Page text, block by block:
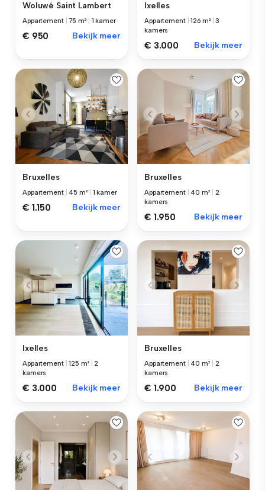
Woluwé Saint Lambert
Appartement |75 m² 1 kamer
€ 950 Bekijk meer
Ixelles
Appartement |126 m² |3
kamers
€ 3.000 Bekijk meer
Bruxelles
Appartement 45 m² 1 kamer
€ 1.150 Bekijk meer
Bruxelles
Appartement 40 m²
2
kamers
€ 1.950 Bekijk meer
Ixelles
Appartement |125 m² |2
kamers
€ 3.000 Bekijk meer
Bruxelles
Appartement 40 m²
2
kamers
€ 1.900 Bekijk meer